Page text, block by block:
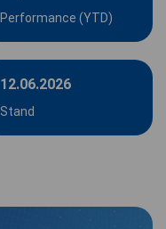
Performance (YTD)
12.06.2026
Stand